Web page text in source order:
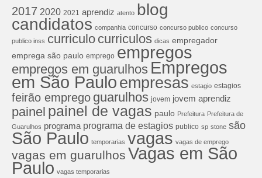
2017 2020 2021 aprendiz atento blog
candidatos companhia concurso concurso publico concurso
publico inss curriculo curriculos dicas empregador
emprega são paulo emprego empregos
empregos em guarulhos Empregos
em São Pauloempresas estagio estagios
feirão emprego guarulhos jovem jovem aprendiz
painel painel de vagas paulo Prefeitura Prefeitura de
Guarulhos programa programa de estagios publico sp stone são
São Paulo temporarias vagas vagas de emprego
vagas em guarulhos Vagas em São
Paulo vagas temporarias